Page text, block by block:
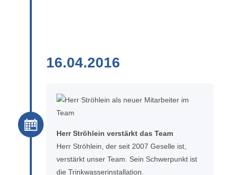
Herr Ströhlein verstärkt das Team
Herr Ströhlein, der seit 2007 Geselle ist,
verstärkt unser Team. Sein Schwerpunkt ist
die Trinkwasserinstallation.
16.04.2016